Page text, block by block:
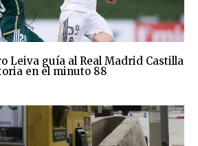
Leiva guía al Real Madrid Castilla
en el minuto 88